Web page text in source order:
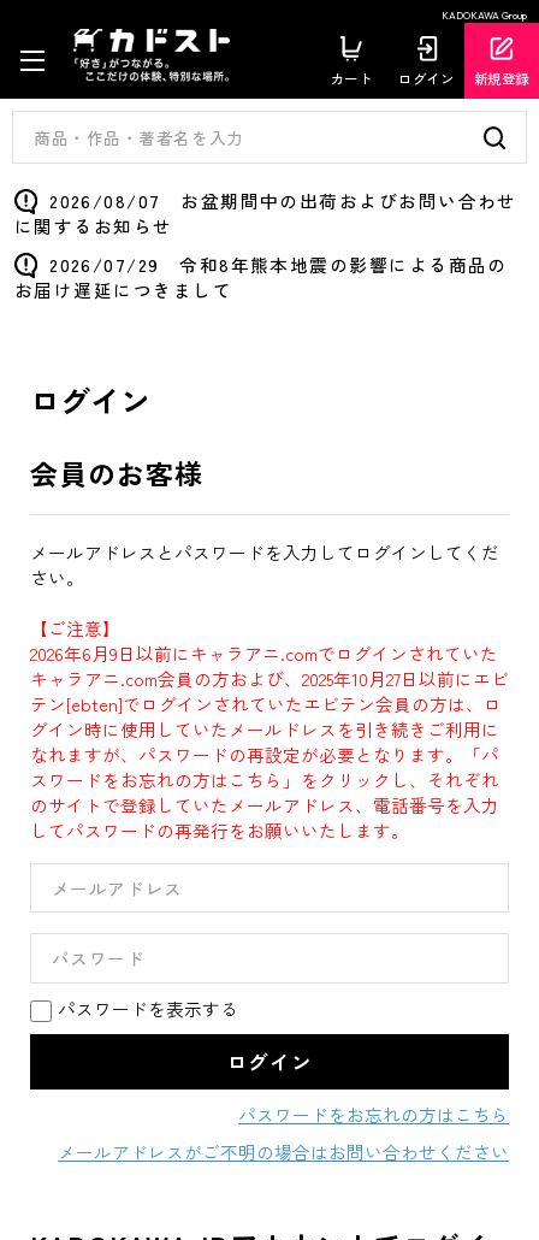
KADOKAWA Group
カート ログイン 新規登録
2026/08/07 お盆期間中の出荷およびお問い合わせ
に関するお知らせ
2026/07/29 令和8年熊本地震の影響による商品の
お届け遅延につきまして
ログイン
会員のお客様
メールアドレスとパスワードを入力してログインしてくだ
さい。
【ご注意】
2026年6月9日以前にキャラアニ.comでログインされていた
キャラアニ.com会員の方および、2025年10月27日以前にエビ
テン[ebten]でログインされていたエビテン会員の方は、ロ
グイン時に使用していたメールドレスを引き続きご利用に
なれますが、パスワードの再設定が必要となります。「パ
スワードをお忘れの方はこちら」をクリックし、それぞれ
のサイトで登録していたメールアドレス、電話番号を入力
してパスワードの再発行をお願いいたします。
パスワードを表示する
パスワードをお忘れの方はこちら
メールアドレスがご不明の場合はお問い合わせください